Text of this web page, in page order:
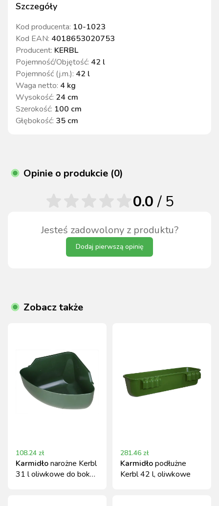
Szczegóły
Kod producenta: 10-1023
Kod EAN: 4018653020753
Producent: KERBL
Pojemność/Objętość: 42 l
Pojemność (j.m.): 42 l
Waga netto: 4 kg
Wysokość: 24 cm
Szerokość: 100 cm
Głębokość: 35 cm
Opinie o produkcie (0)
Jesteś zadowolony z produktu?
Dodaj pierwszą opinię
0.0/ 5
Zobacz także
108.24 zł
Karmidłonarożne Kerbl
31 l oliwkowe do boksu
281.46 zł
Karmidłopodłużne
Kerbl 42 l, oliwkowe